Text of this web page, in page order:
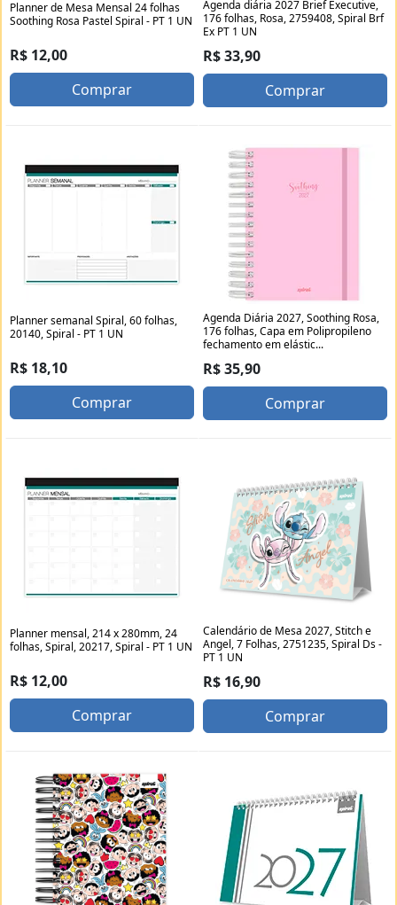
Planner de Mesa Mensal 24 folhas
Soothing Rosa Pastel Spiral - PT 1 UN
R$ 12,00
Comprar
Agenda diária 2027 Brief Executive,
176 folhas, Rosa, 2759408, Spiral Brf
Ex PT 1 UN
R$ 33,90
Comprar
Planner semanal Spiral, 60 folhas,
20140, Spiral - PT 1 UN
R$ 18,10
Comprar
Agenda Diária 2027, Soothing Rosa,
176 folhas, Capa em Polipropileno
fechamento em elástic...
R$ 35,90
Comprar
Planner mensal, 214 x 280mm, 24
folhas, Spiral, 20217, Spiral - PT 1 UN
R$ 12,00
Comprar
Calendário de Mesa 2027, Stitch e
Angel, 7 Folhas, 2751235, Spiral Ds -
PT 1 UN
R$ 16,90
Comprar